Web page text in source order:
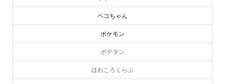
ブッコロー
ペコちゃん
ポケモン
ポテタン
ほわころくらぶ